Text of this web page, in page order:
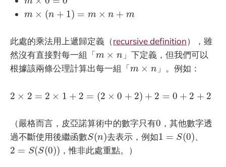
m × (n + 1) = m × n + m
m × ( n+ ) =m n+m
此處的乘法用上遞歸定義（recursive definition），雖
然沒有直接對每一組「m × n
m ×n
」下定義，但我們可以
根據該兩條公理計算出每一組「m × n
m ×n 」。例如：
2 × 2 = 2 × 1 + 2 = (2 × 0 + 2) + 2 = 0 + 2 + 2
2 × 2= ×1 + 2= ( 2× 2) + 2= 0 +2 + 2
（嚴格而言，皮亞諾算術中的數字只有0
0 ，其他數字透
過不斷使用後繼函數S(n)
S(n )去表示，例如1 = S(0)
1 (0) 、
2 = S(S(0))
2 (S(0)) ，惟非此處重點。）